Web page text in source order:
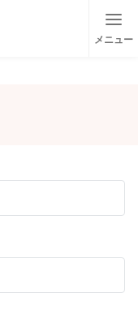
メニュー